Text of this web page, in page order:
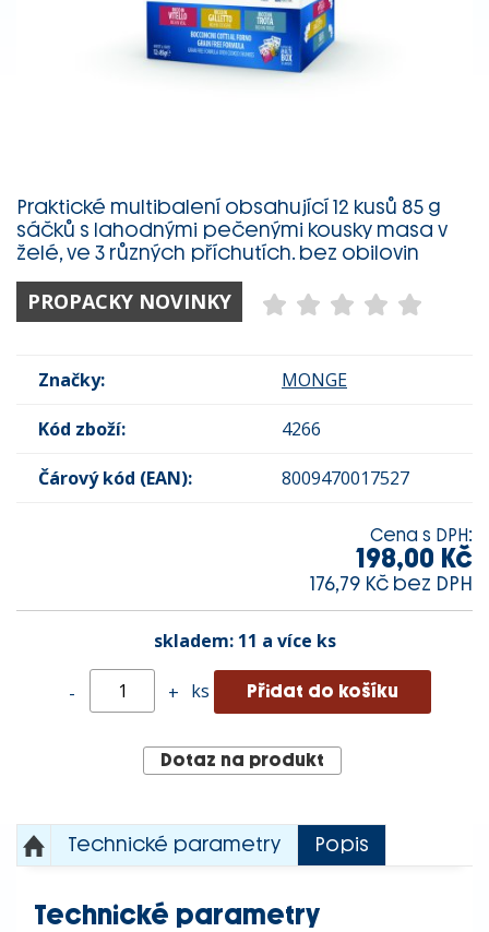
Praktické multibalení obsahující 12 kusů 85 g
sáčků s lahodnými pečenými kousky masa v
želé, ve 3 různých příchutích. bez obilovin
PROPACKY NOVINKY
Značky: MONGE
Kód zboží: 4266
Čárový kód (EAN): 8009470017527
Cena s DPH:
198,00 Kč
176,79 Kč bez DPH
skladem: 11 a více ks
- + ks
Dotaz na produkt
Technické parametry Popis
Technické parametry